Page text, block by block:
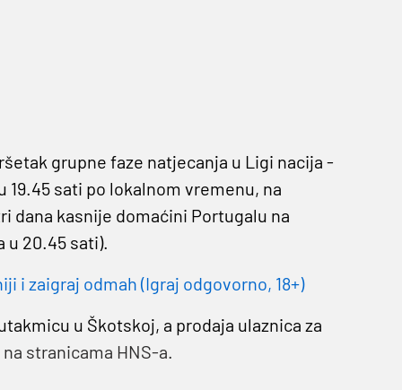
grupne faze natjecanja u Ligi nacija -
sati po lokalnom vremenu, na
dana kasnije domaćini Portugalu na
u 20.45 sati).
i zaigraj odmah (Igraj odgovorno, 18+)
u Škotskoj, a prodaja ulaznica za
na stranicama HNS-a.